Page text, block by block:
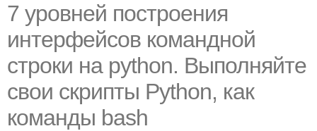
7 уровней построения
интерфейсов командной
строки на python. Выполняйте
свои скрипты Python, как
команды bash